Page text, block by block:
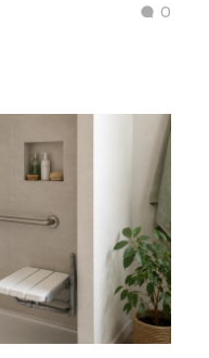
0